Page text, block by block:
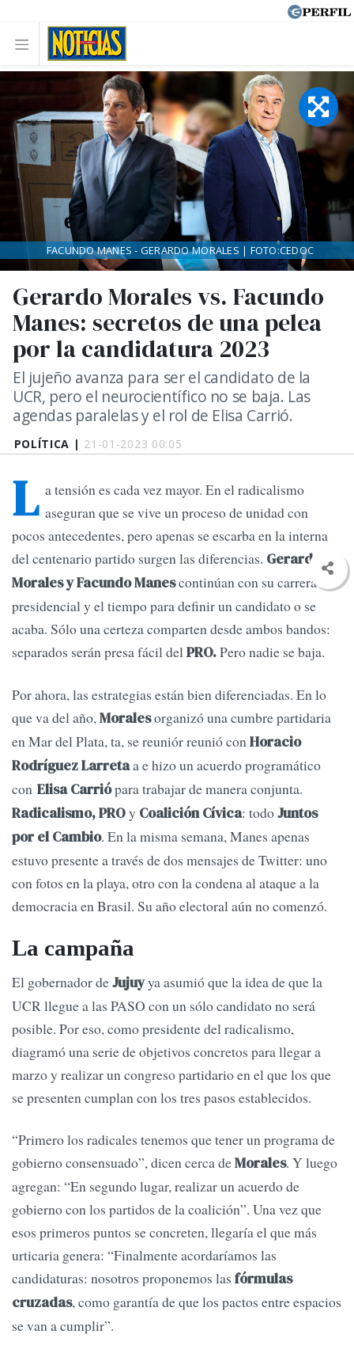
POLÍTICA | 21-01-2023 00:05
Gerardo Morales vs. Facundo
Manes: secretos de una pelea
por la candidatura 2023
El jujeño avanza para ser el candidato de la
UCR, pero el neurocientífico no se baja. Las
agendas paralelas y el rol de Elisa Carrió.
FACUNDO MANES - GERARDO MORALES | FOTO:CEDOC
L a tensión es cada vez mayor. En el radicalismo
aseguran que se vive un proceso de unidad con
pocos antecedentes, pero apenas se escarba en la interna
del centenario partido surgen las diferencias. Gerardo
Morales y Facundo Manescontinúan con su carrera
presidencial y el tiempo para definir un candidato o se
acaba. Sólo una certeza comparten desde ambos bandos:
separados serán presa fácil delPRO.Pero nadie se baja.
Por ahora, las estrategias están bien diferenciadas. En lo
que va del año,Moralesorganizó una cumbre partidaria
en Mar del Plata, ta, se reuniór reunió conHoracio
Rodríguez Larretaa e hizo un acuerdo programático
con Elisa Carriópara trabajar de manera conjunta.
Radicalismo, PROy Coalición Cívica: todoJuntos
por el Cambio. En la misma semana, Manes apenas
estuvo presente a través de dos mensajes de Twitter: uno
con fotos en la playa, otro con la condena al ataque a la
democracia en Brasil. Su año electoral aún no comenzó.
La campaña
El gobernador deJujuyya asumió que la idea de que la
UCR llegue a las PASO con un sólo candidato no será
posible. Por eso, como presidente del radicalismo,
diagramó una serie de objetivos concretos para llegar a
marzo y realizar un congreso partidario en el que los que
se presenten cumplan con los tres pasos establecidos.
“Primero los radicales tenemos que tener un programa de
gobierno consensuado”, dicen cerca deMorales. Y luego
agregan: “En segundo lugar, realizar un acuerdo de
gobierno con los partidos de la coalición”. Una vez que
esos primeros puntos se concreten, llegaría el que más
urticaria genera: “Finalmente acordaríamos las
candidaturas: nosotros proponemos las fórmulas
cruzadas, como garantía de que los pactos entre espacios
se van a cumplir”.